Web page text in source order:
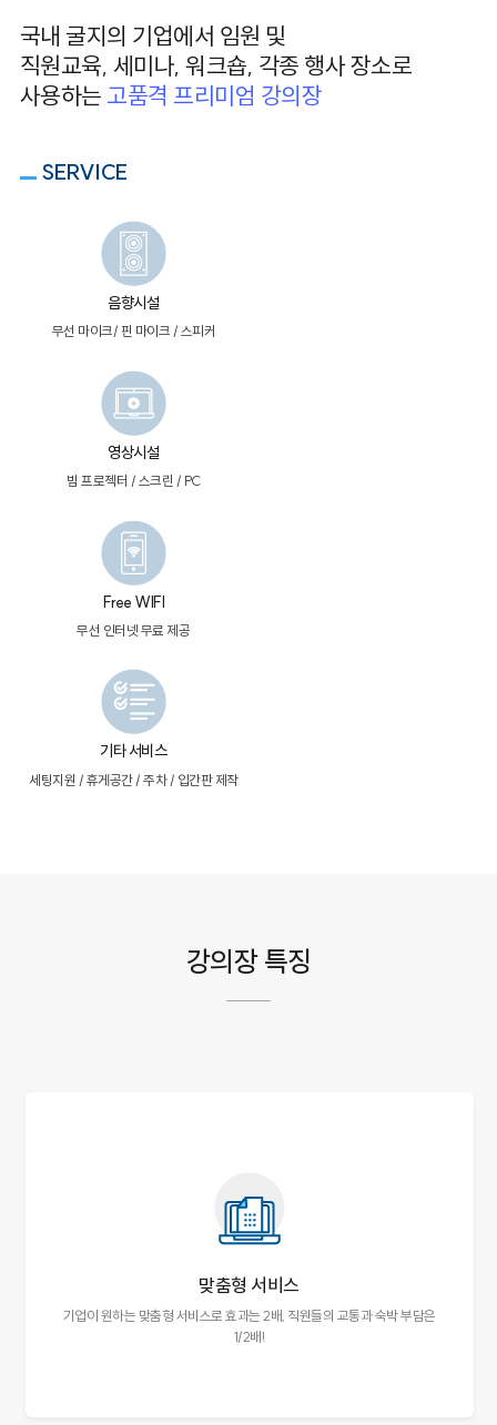
국내 굴지의 기업에서 임원 및
직원교육, 세미나, 워크숍, 각종 행사 장소로
사용하는 고품격 프리미엄 강의장
SERVICE
음향시설
무선 마이크/ 핀 마이크 / 스피커
영상시설
빔 프로젝터 / 스크린 / PC
Free WIFI
무선 인터넷 무료 제공
기타 서비스
세팅지원 / 휴게공간 / 주차 / 입간판 제작
강의장 특징
맞춤형 서비스
기업이 원하는 맞춤형 서비스로 효과는 2배, 직원들의 교통과 숙박 부담은
1/2배!